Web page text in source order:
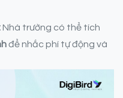
Nhà trường có thể tích
để nhắc phí tự động và